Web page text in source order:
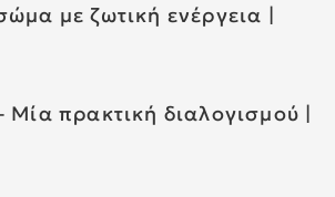
με ζωτική ενέργεια |
πρακτική διαλογισμού |